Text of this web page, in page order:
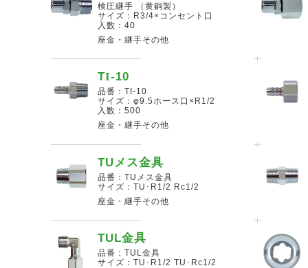
検圧継手 （黄銅製）
サイズ：R3/4×コンセント口
入数：40
座金・継手その他
TI-10
品番：TI-10
サイズ：φ9.5ホース口×R1/2
入数：500
座金・継手その他
TUメス金具
品番：TUメス金具
サイズ：TU･R1/2 Rc1/2
座金・継手その他
TUL金具
品番：TUL金具
サイズ：TU･R1/2 TU･Rc1/2